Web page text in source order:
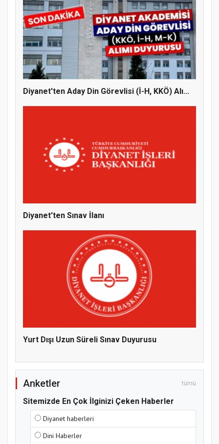
Hz. Peygamber ve Gençlik Konferansı
Samsun Atakum’da Yaz Kur’an Kursu
Samsun Atakum’da Ayasofya Camii
Türkiye’de insanlar dinle bağlarını
koparıyor mu?
Diyanet'ten Aday Din Görevlisi (İ-H, KKÖ) Alı...
Diyanet'ten Sınav İlanı
Yurt Dışı Uzun Süreli Sınav Duyurusu
Anketler tümü
Sitemizde En Çok İlginizi Çeken Haberler
Diyanet haberleri
Dini Haberler